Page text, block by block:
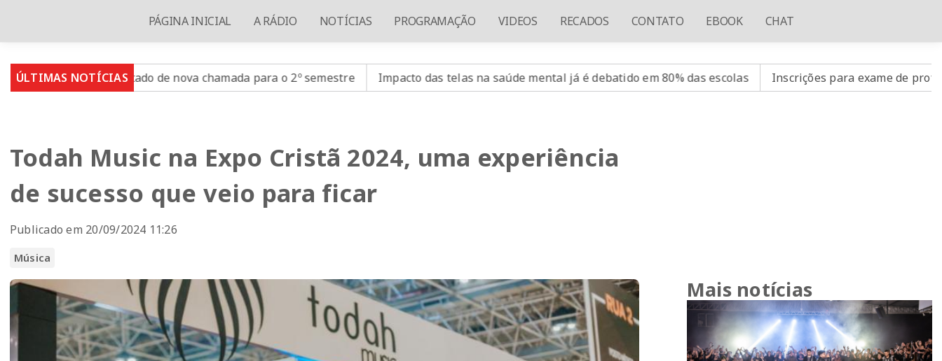
PÁGINA INICIAL A RÁDIO NOTÍCIAS PROGRAMAÇÃO VIDEOS RECADOS CONTATO EBOOK CHAT
ÚLTIMAS NOTÍCIAS
de nova chamada para o 2º semestre Impacto das telas na saúde mental já é debatido em 80% das escolas Inscrições para exame de proficiência em
Todah Music na Expo Cristã 2024, uma experiência
de sucesso que veio para ficar
Publicado em 20/09/2024 11:26
Música
Mais notícias